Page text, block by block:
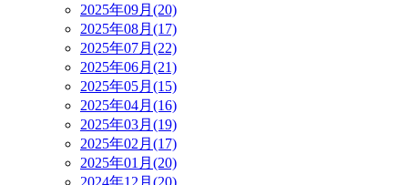
2025年09月(20)
2025年08月(17)
2025年07月(22)
2025年06月(21)
2025年05月(15)
2025年04月(16)
2025年03月(19)
2025年02月(17)
2025年01月(20)
2024年12月(20)